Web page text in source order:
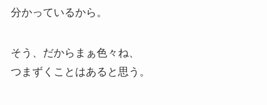
分かっているから。
そう、だからまぁ色々ね、
つまずくことはあると思う。